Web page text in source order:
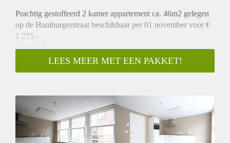
Prachtig gestoffeerd 2 kamer appartement ca. 46m2 gelegen
op de Hamburgerstraat beschikbaar per 01 november voor €
1.275,-
Omschrijving
Dit prachtig nieuwe appartement is gelegen op de 2e
verdieping. Aan de voorzijde is de ruime woonkamer met L-
tevens toegang geeft tot een balkon van ca.2m2. In het
midden is de badkamer gelegen die is v.v. een inloopdouche,
wastafel en toilet. Er is nog een aparte berging met
wasmachine aansluiting.
LEES MEER MET EEN PAKKET!